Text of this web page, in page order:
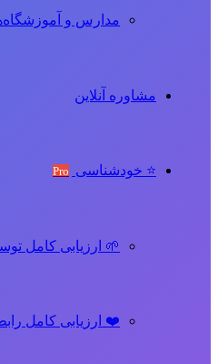
مدارس و
مشاوره آنلاین
⭐ خودشناسی Pro
🌱 ارزیابی کامل
❤️ ارزیابی کامل